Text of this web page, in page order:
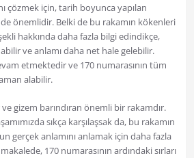
çözmek için, tarih boyunca yapılan
önemlidir. Belki de bu rakamın kökenleri
hakkında daha fazla bilgi edindikçe,
ve anlamı daha net hale gelebilir.
etmektedir ve 170 numarasının tüm
alabilir.
gizem barındıran önemli bir rakamdır.
sıkça karşılaşsak da, bu rakamın
gerçek anlamını anlamak için daha fazla
170 numarasının ardındaki sırları